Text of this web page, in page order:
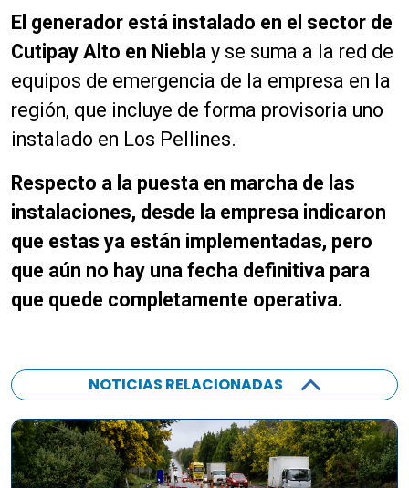
El generador está instalado en el sector de
Cutipay Alto en Niebla y se suma a la red de
equipos de emergencia de la empresa en la
región, que incluye de forma provisoria uno
instalado en Los Pellines.
Respecto a la puesta en marcha de las
instalaciones, desde la empresa indicaron
que estas ya están implementadas, pero
que aún no hay una fecha definitiva para
que quede completamente operativa.
NOTICIAS RELACIONADAS